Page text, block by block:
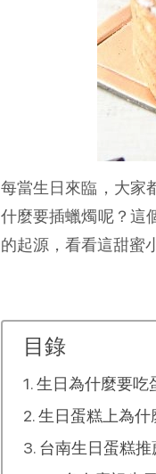
每當生日來臨，大家
什麼要插蠟燭呢？這
的起源，看看這甜蜜
目錄
生日為什麼要吃
生日蛋糕上為什
台南生日蛋糕推